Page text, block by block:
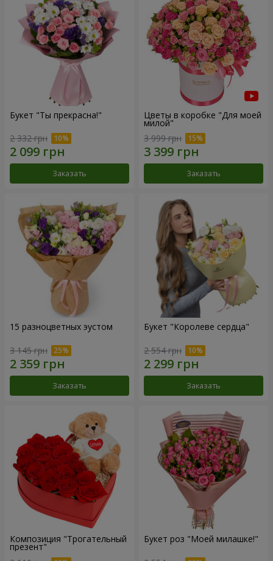
Букет "Ты прекрасна!"
2 332 грн
Заказать
Цветы в коробке "Для моей
милой"
3 999 грн
Заказать
15 разноцветных эустом
3 145 грн
Заказать
Букет "Королеве сердца"
2 554 грн
Заказать
Композиция "Трогательный
презент"
Букет роз "Моей милашке!"